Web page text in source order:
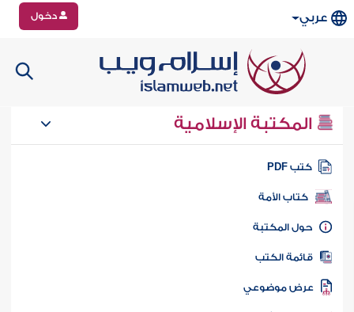
عربي دخول
المكتبة الإسلامية
كتب PDF
كتاب الأمة
المكتبة
الكتب